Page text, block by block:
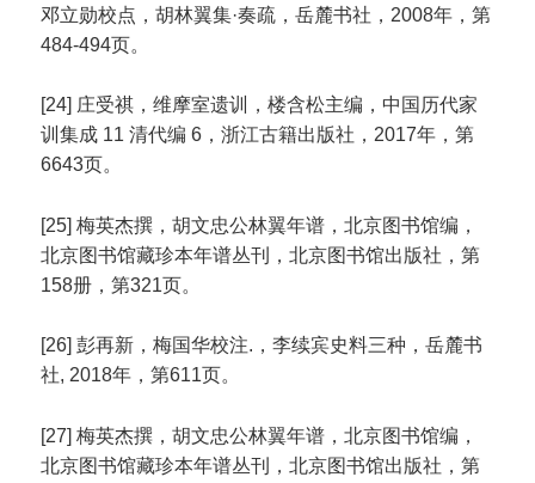
邓立勋校点，胡林翼集·奏疏，岳麓书社，2008年，第
484-494页。
[24] 庄受祺，维摩室遗训，楼含松主编，中国历代家
训集成 11 清代编 6，浙江古籍出版社，2017年，第
6643页。
[25] 梅英杰撰，胡文忠公林翼年谱，北京图书馆编，
北京图书馆藏珍本年谱丛刊，北京图书馆出版社，第
158册，第321页。
[26] 彭再新，梅国华校注.，李续宾史料三种，岳麓书
社, 2018年，第611页。
[27] 梅英杰撰，胡文忠公林翼年谱，北京图书馆编，
北京图书馆藏珍本年谱丛刊，北京图书馆出版社，第